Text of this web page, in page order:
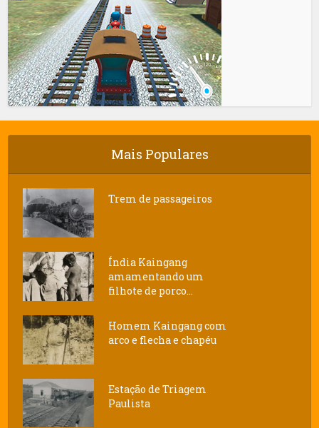
Mais Populares
Trem de passageiros
Índia Kaingang
amamentando um
filhote de porco...
Homem Kaingang com
arco e flecha e chapéu
Estação de Triagem
Paulista